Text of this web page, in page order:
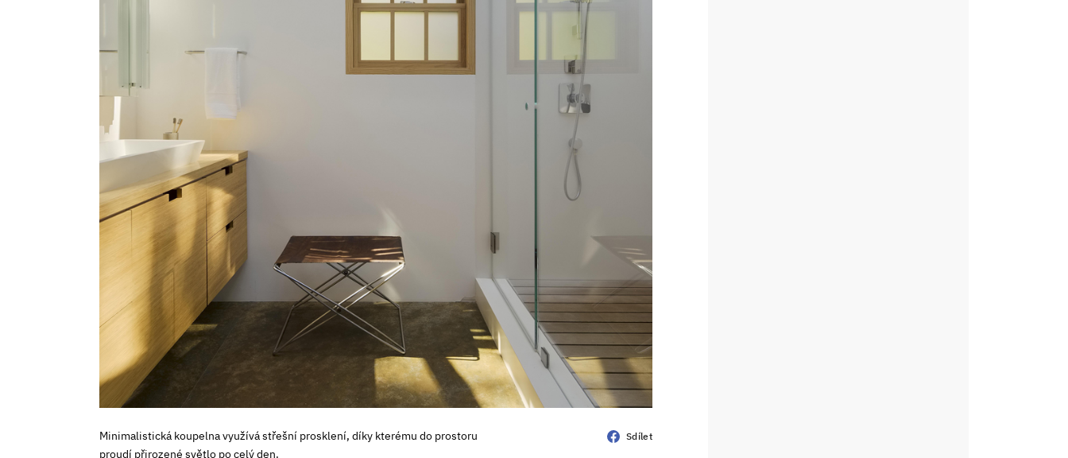
Minimalistická koupelna využívá střešní prosklení, díky kterému do prostoru
proudí přirozené světlo po celý den.
Sdílet